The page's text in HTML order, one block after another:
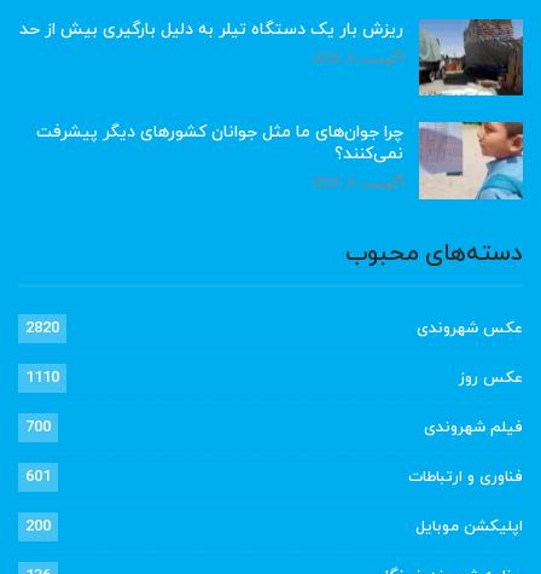
ریزش بار یک دستگاه تیلر به دلیل بارگیری بیش از حد
آگوست 6, 2026
چرا جوان‌های ما مثل جوانان کشورهای دیگر پیشرفت
نمی‌کنند؟
آگوست 6, 2026
دسته‌های محبوب
عکس شهروندی 2820
عکس روز 1110
فیلم شهروندی 700
فناوری و ارتباطات 601
اپلیکشن موبایل 200